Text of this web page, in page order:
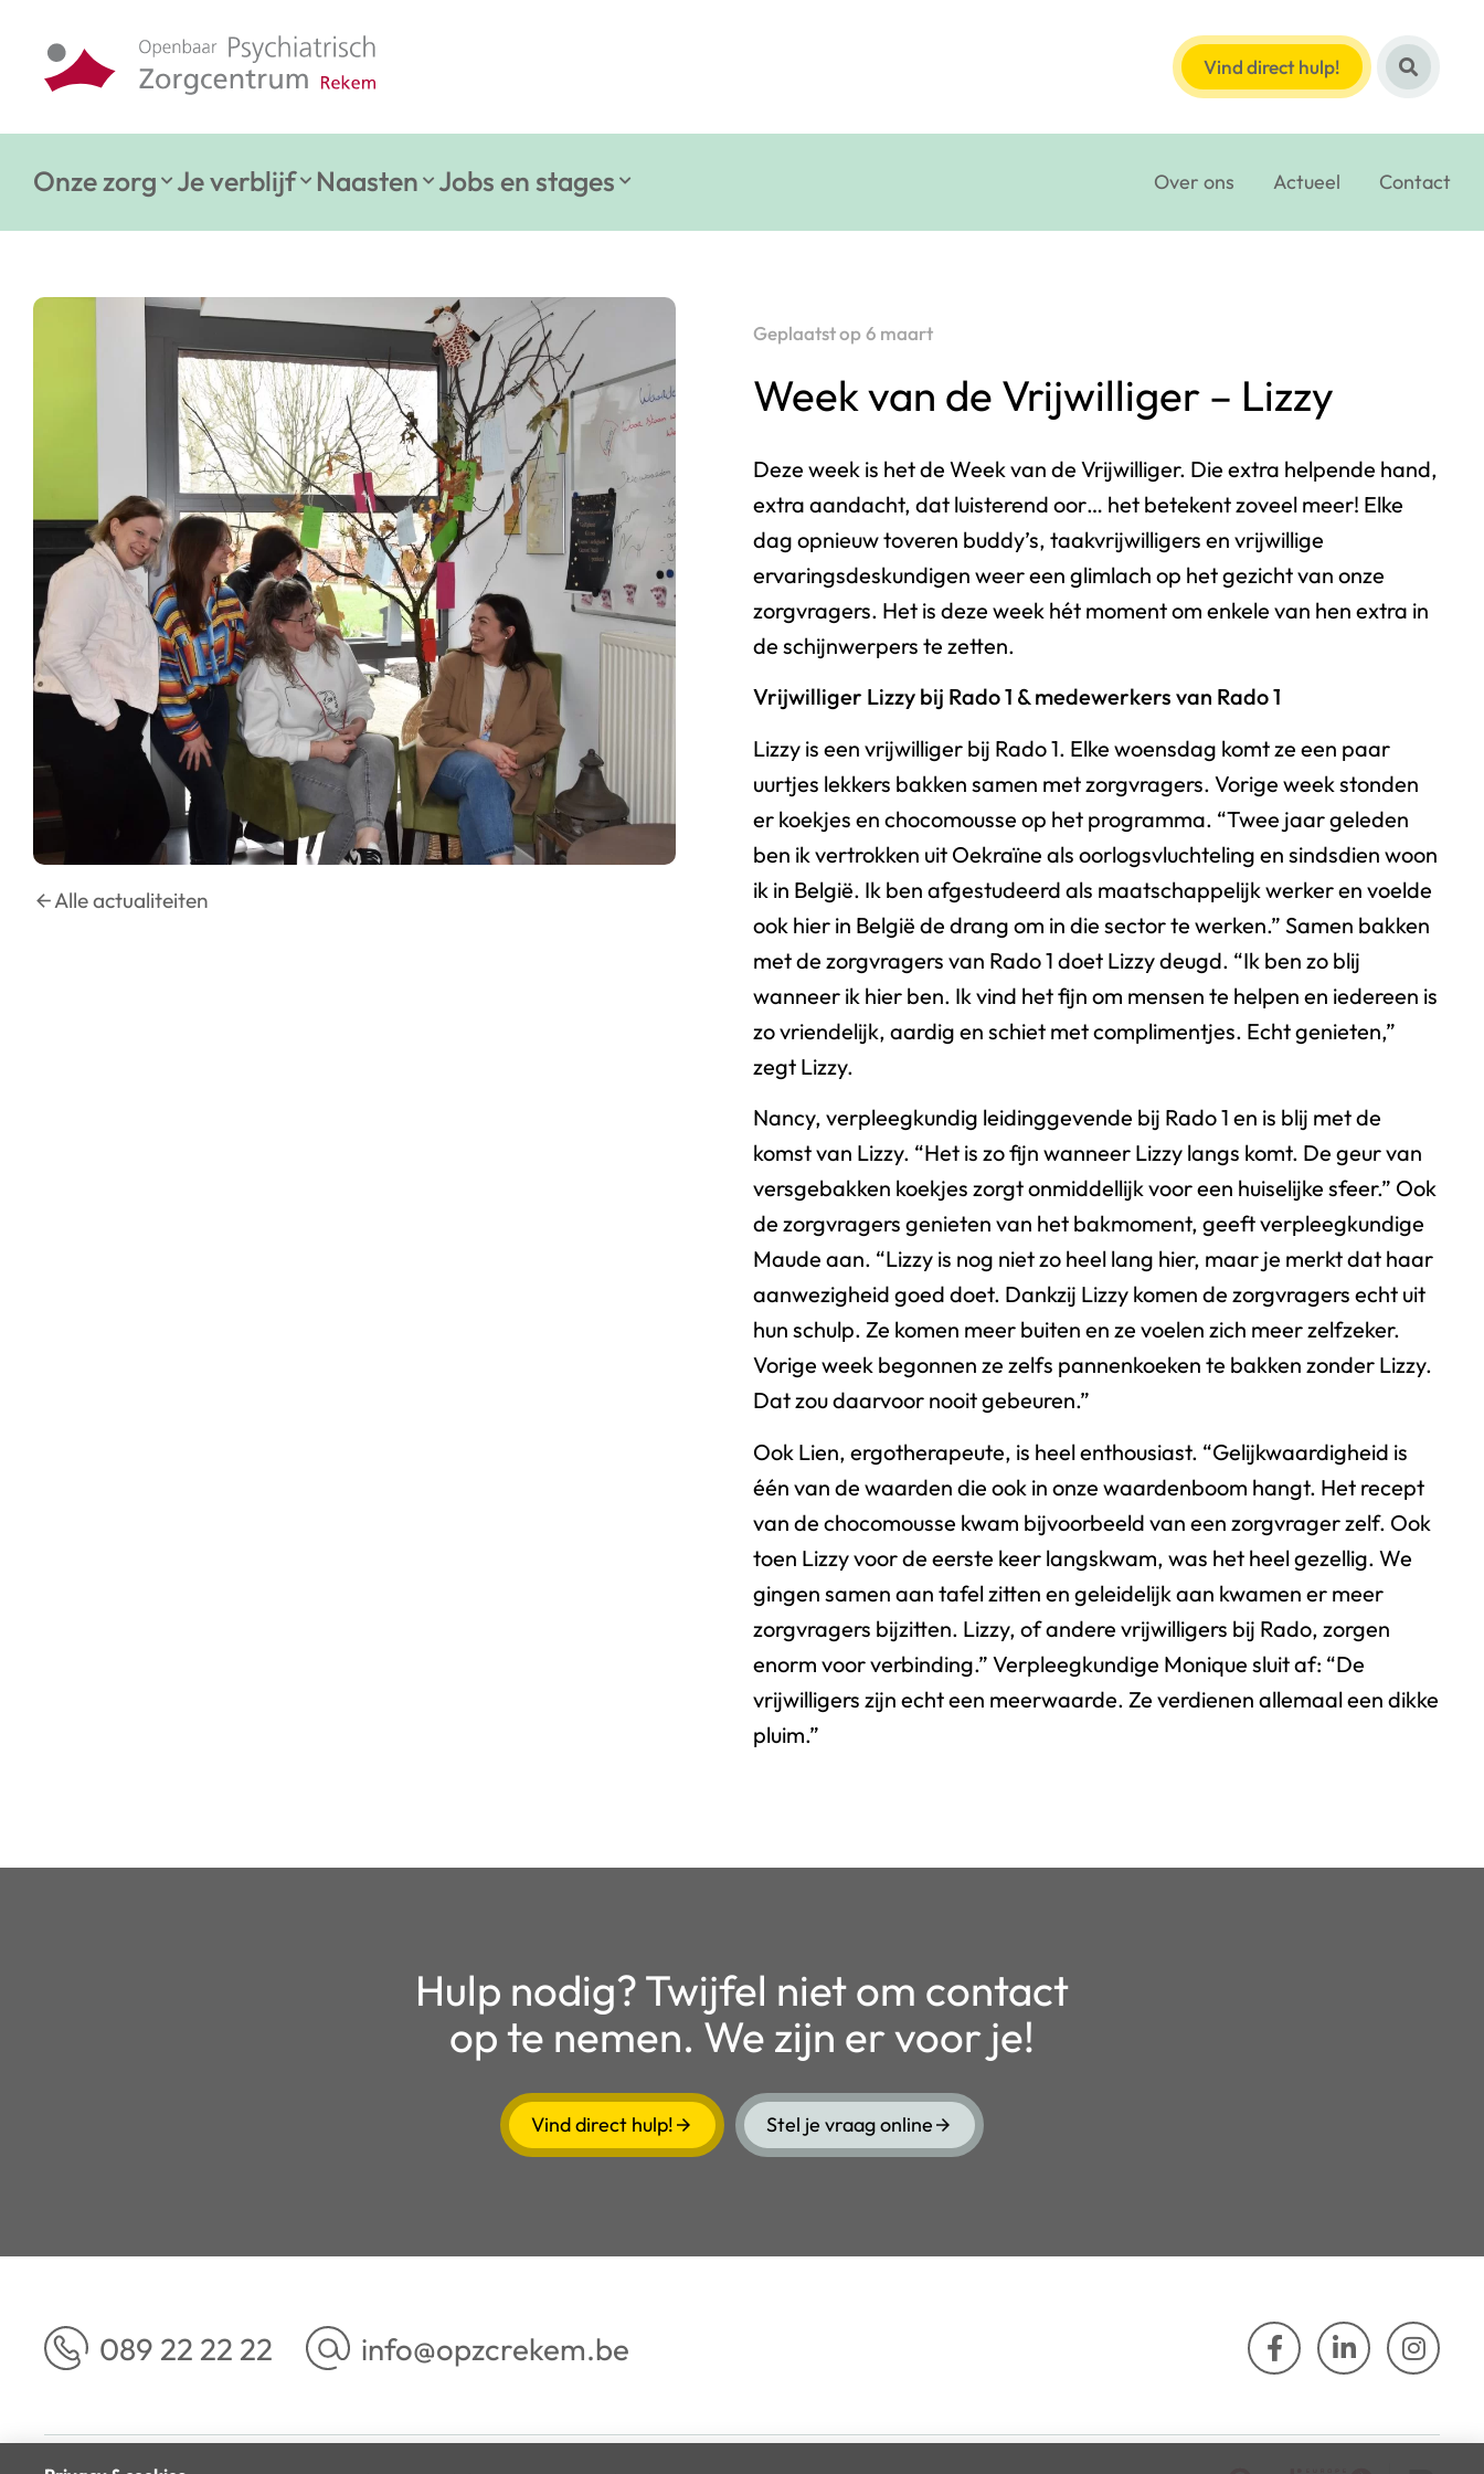
Vind direct hulp!
Onze zorg Je verblijf Naasten Jobs en stages Over ons Actueel Contact
Alle actualiteiten
Geplaatst op6 maart
Week van de Vrijwilliger – Lizzy
Deze week is het de Week van de Vrijwilliger. Die extra helpende hand,
extra aandacht, dat luisterend oor… het betekent zoveel meer! Elke
dag opnieuw toveren buddy’s, taakvrijwilligers en vrijwillige
ervaringsdeskundigen weer een glimlach op het gezicht van onze
zorgvragers. Het is deze week hét moment om enkele van hen extra in
de schijnwerpers te zetten.
Vrijwilliger Lizzy bij Rado 1 & medewerkers van Rado 1
Lizzy is een vrijwilliger bij Rado 1. Elke woensdag komt ze een paar
uurtjes lekkers bakken samen met zorgvragers. Vorige week stonden
er koekjes en chocomousse op het programma. “Twee jaar geleden
ben ik vertrokken uit Oekraïne als oorlogsvluchteling en sindsdien woon
ik in België. Ik ben afgestudeerd als maatschappelijk werker en voelde
ook hier in België de drang om in die sector te werken.” Samen bakken
met de zorgvragers van Rado 1 doet Lizzy deugd. “Ik ben zo blij
wanneer ik hier ben. Ik vind het fijn om mensen te helpen en iedereen is
zo vriendelijk, aardig en schiet met complimentjes. Echt genieten,”
zegt Lizzy.
Nancy, verpleegkundig leidinggevende bij Rado 1 en is blij met de
komst van Lizzy. “Het is zo fijn wanneer Lizzy langs komt. De geur van
versgebakken koekjes zorgt onmiddellijk voor een huiselijke sfeer.” Ook
de zorgvragers genieten van het bakmoment, geeft verpleegkundige
Maude aan. “Lizzy is nog niet zo heel lang hier, maar je merkt dat haar
aanwezigheid goed doet. Dankzij Lizzy komen de zorgvragers echt uit
hun schulp. Ze komen meer buiten en ze voelen zich meer zelfzeker.
Vorige week begonnen ze zelfs pannenkoeken te bakken zonder Lizzy.
Dat zou daarvoor nooit gebeuren.”
Ook Lien, ergotherapeute, is heel enthousiast. “Gelijkwaardigheid is
één van de waarden die ook in onze waardenboom hangt. Het recept
van de chocomousse kwam bijvoorbeeld van een zorgvrager zelf. Ook
toen Lizzy voor de eerste keer langskwam, was het heel gezellig. We
gingen samen aan tafel zitten en geleidelijk aan kwamen er meer
zorgvragers bijzitten. Lizzy, of andere vrijwilligers bij Rado, zorgen
enorm voor verbinding.” Verpleegkundige Monique sluit af: “De
vrijwilligers zijn echt een meerwaarde. Ze verdienen allemaal een dikke
pluim.”
Hulp nodig? Twijfel niet om contact
op te nemen. We zijn er voor je!
Vind direct hulp! Stel je vraag online
089 22 22 22 info@opzcrekem.be